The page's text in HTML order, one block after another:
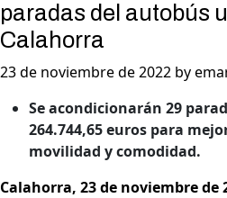
paradas del autobús
Calahorra
23 de noviembre de 2022 by
Se acondicionarán 29
264.744,65 euros para
movilidad y comodidad.
Calahorra, 23 de noviembre de